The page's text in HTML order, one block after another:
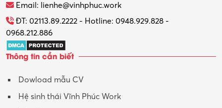
Tổ chức sự kiện – Quà tặng
Trợ lý
Tư vấn
Tư vấn – Kiến trúc
Email: lienhe@vinhphuc.work
ĐT: 02113.89.2222 - Hotline: 0948.929.828 -
0968.212.886
Thông tin cần biết
Dowload mẫu CV
Hệ sinh thái Vĩnh Phúc Work